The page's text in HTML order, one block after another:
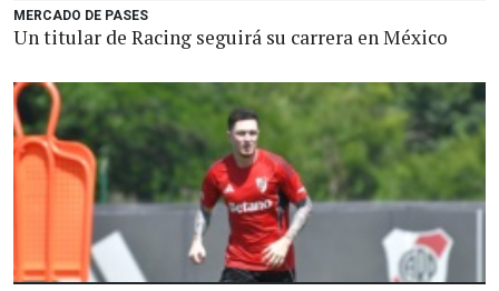
MERCADO DE PASES
Un titular de Racing seguirá su carrera en México